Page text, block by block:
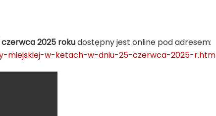
czerwca 2025 rokudostępny jest online pod adresem:
miejskiej-w-ketach-w-dniu-25-czerwca-2025-r.htm